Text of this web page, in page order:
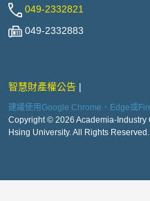
049-2332821
049-2332883
智慧財產權公告
建議使用Google Chrome、Edge或
Copyright © 2026 Academia-
Hsing University. All Rights Reserved.